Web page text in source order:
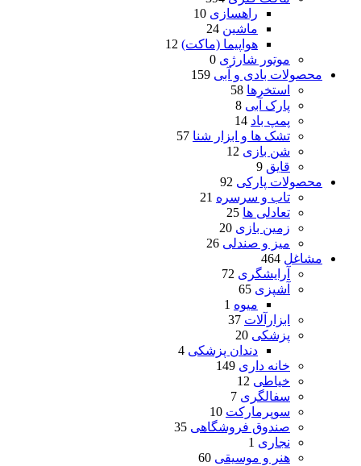
راهسازی 10
ماشین 24
هواپیما (ماکت) 12
موتور شارژی 0
محصولات بادی و آبی 159
استخرها 58
پارک آبی 8
پمپ باد 14
تشک ها و ابزار شنا 57
شن بازی 12
قایق 9
محصولات پارکی 92
تاب و سرسره 21
تعادلی ها 25
زمین بازی 20
میز و صندلی 26
مشاغل 464
آرایشگری 72
آشپزی 65
میوه 1
ابزارآلات 37
پزشکی 20
دندان پزشکی 4
خانه داری 149
خیاطی 12
سفالگری 7
سوپرمارکت 10
صندوق فروشگاهی 35
نجاری 1
هنر و موسیقی 60